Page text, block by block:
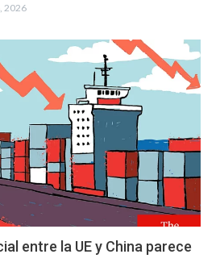
2026
entre la UE y China parece